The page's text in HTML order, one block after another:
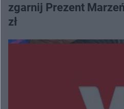
zgarnij Prezent
zł